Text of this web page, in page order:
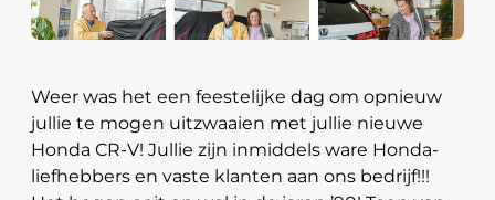
Weer was het een feestelijke dag om opnieuw
jullie te mogen uitzwaaien met jullie nieuwe
Honda CR-V! Jullie zijn inmiddels ware Honda-
liefhebbers en vaste klanten aan ons bedrijf!!!